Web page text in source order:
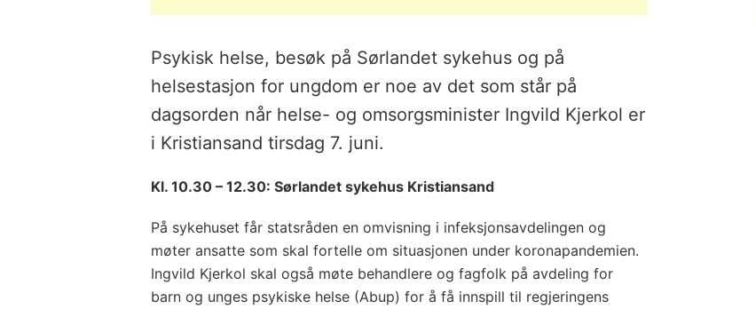
Psykisk helse, besøk på Sørlandet sykehus og på
helsestasjon for ungdom er noe av det som står på
dagsorden når helse- og omsorgsminister Ingvild Kjerkol er
i Kristiansand tirsdag 7. juni.
Kl. 10.30 – 12.30: Sørlandet sykehus Kristiansand
På sykehuset får statsråden en omvisning i infeksjonsavdelingen og
møter ansatte som skal fortelle om situasjonen under koronapandemien.
Ingvild Kjerkol skal også møte behandlere og fagfolk på avdeling for
barn og unges psykiske helse (Abup) for å få innspill til regjeringens